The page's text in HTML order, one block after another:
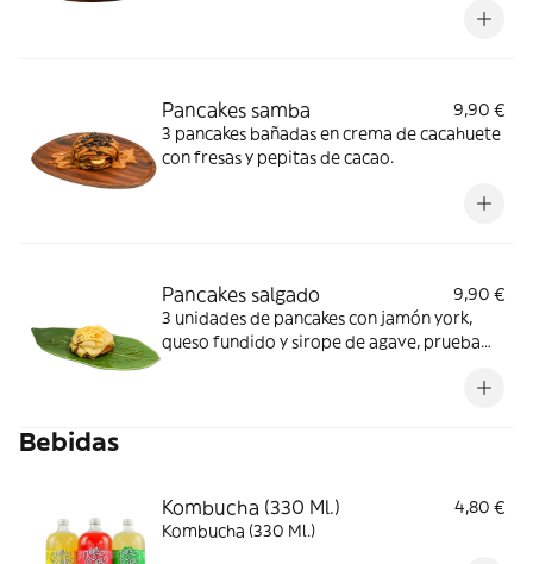
Pancakes samba
9,90 €
3 pancakes bañadas en crema de cacahuete
con fresas y pepitas de cacao.
Pancakes salgado
9,90 €
3 unidades de pancakes con jamón york,
queso fundido y sirope de agave, prueba
Bebidas
Kombucha (330 Ml.)
4,80 €
Kombucha (330 Ml.)